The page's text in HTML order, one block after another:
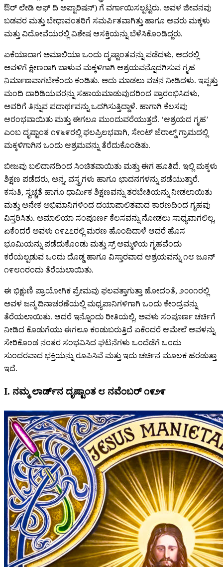
ಔರ್ ಲೇಡಿ ಆಫ್ ದಿ ಅಪ್ಪಾರಿಷನ್) ಗೆ ವರ್ಗಾಯಿಸಲ್ಪಟ್ಟರು. ಅವಳ ಜೀವನವು
ಬಡವರ ಮತ್ತು ಬೇಧಾವಂತರಿಗೆ ಸಮರ್ಪಿತವಾಗಿತ್ತು ಹಾಗೂ ಅವರು ಮಕ್ಕಳು
ಮತ್ತು ವಿದೋವೆಯರಲ್ಲಿ ವಿಶೇಷ ಆಸಕ್ತಿಯನ್ನು ಬೆಳೆಸಿಕೊಂಡಿದ್ದರು.
ಏಕೆಯಾದಾಗ ಅಮಾಲಿಯಾ ಒಂದು ದೃಷ್ಟಾಂತವನ್ನು ಪಡೆದಳು, ಅದರಲ್ಲಿ
ಅವಳಿಗೆ ಕ್ಷೀಣರಾಗಿ ಬಾಳುವ ಮಕ್ಕಳಿಗಾಗಿ ಆಶ್ರಯವನ್ನೊದಗಿಸುವ ಗೃಹ
ನಿರ್ಮಾಣವಾಗಬೇಕೆಂದು ಕಂಡಿತು. ಅದು ಮಾಡಲು ವಚನ ನೀಡಿದಳು. ಇಪ್ಪತ್ತು
ಮಂದಿ ದಾರಿಡಿಯವರನ್ನು ಸಹಾಯಮಾಡುವುದರಿಂದ ಪ್ರಾರಂಭಿಸಿದಳು,
ಅವರಿಗೆ ತಿನ್ನುವ ಪದಾರ್ಥವನ್ನು ಒದಗಿಸುತ್ತಿದ್ದಾಳೆ. ಹಾಗಾಗಿ ಕೆಲಸವು
ಆರಂಭವಾಯಿತು ಮತ್ತು ಈಗಲೂ ಮುಂದುವರೆಯುತ್ತದೆ. ‘ಆಶ್ರಯದ ಗೃಹ’
ಎಂಬ ದೃಷ್ಟಾಂತ ೧೯೬೯ರಲ್ಲಿ ಫಲಪ್ರಿಲಭವಾಗಿ, ಸೇಂಟ್ ಜೆರಾಲ್ಡ್ ಗ್ರಾಮದಲ್ಲಿ
ಮಕ್ಕಳಿಗಾಗಿನ ಒಂದು ಆಶ್ರಮವನ್ನು ತೆರೆದುಕೊಂಡಿತು.
ಬೀಜವು ಬಲಿದಾನದಿಂದ ಸಿಂಚಿತವಾಯಿತು ಮತ್ತು ಈಗ ಹೂತಿದೆ. ಇಲ್ಲಿ ಮಕ್ಕಳು
ಶಿಕ್ಷಣ ಪಡೆದರು, ಅನ್ನ, ವಸ್ತ್ರಗಳು ಹಾಗೂ ಛಾದನಗಳನ್ನು ಪಡೆಯುತ್ತಾರೆ.
ಕಸುತಿ, ಸ್ವಚ್ಚತೆ ಹಾಗೂ ಧಾರ್ಮಿಕ ಶಿಕ್ಷಣವನ್ನು ತರಬೇತಿಯನ್ನು ನೀಡಲಾಯಿತು
ಮತ್ತು ಅನೇಕ ಅಭಿಮಾನಿಗಳಿಂದ ದಯಾಪಾಲಿತವಾದ ಕಾರಣದಿಂದ ಗೃಹವು
ವಿಸ್ತರಿಸಿತು. ಅಮಾಲಿಯಾ ಸಂಪೂರ್ಣ ಕೆಲಸವನ್ನು ನೋಡಲು ಸಾಧ್ಯವಾಗಲಿಲ್ಲ,
ಏಕೆಂದರೆ ಅವಳು ೧೯೭೭ರಲ್ಲಿ ಮರಣ ಹೊಂದಿದಾಳೆ ಆದರೆ ಹೊಸ
ಭೂಮಿಯನ್ನು ಪಡೆದುಕೊಂಡು ಮತ್ತು ಸ್ರ್ ಅಮ್ಮಳಿಯ ಗೃಹವೆಂದು
ಕರೆಯಲ್ಪಡುವ ಒಂದು ದೊಡ್ಡ ಹಾಗೂ ವಿಸ್ತಾರವಾದ ಆಶ್ರಯವನ್ನು ೧೮ ಜೂನ್
೧೯೮೧ರಂದು ತೆರೆಯಲಾಯಿತು.
ಈ ಭಿಕ್ಷುಣಿ ಪ್ರಾಯೋಗಿಕ ಪ್ರೇಮವು ಫಲವತ್ತಾಗುತ್ತಾ ಹೋದಂತೆ, ೨೦೦೧ರಲ್ಲಿ
ಅವಳ ಜನ್ಮ ದಿನಾಚರಣೆಯಲ್ಲಿ ಮಧ್ಯಪಾನಿಗಳಿಗಾಗಿ ಒಂದು ಕೇಂದ್ರವನ್ನು
ತೆರೆಯಲಾಯಿತು. ಆದರೆ ಇನ್ನೊಂದು ರೀತಿಯಲ್ಲಿ, ಅವಳು ಸಂಪೂರ್ಣ ಚರ್ಚಿಗೆ
ನೀಡಿದ ಕೊಡುಗೆಯು ಈಗಲೂ ಕಂಡುಬರುತ್ತಿದೆ ಏಕೆಂದರೆ ಆಮೇಲೆ ಅವಳನ್ನು
ಸೇರಿಕೊಂಡ ನಂತರ ಸಂಭವಿಸಿದ ಘಟನೆಗಳು ಒಂದೆಡೆಗೆ ಒಂದು
ಸುಂದರವಾದ ಭಕ್ತಿಯನ್ನು ರೂಪಿಸಿವೆ ಮತ್ತು ಇದು ಚರ್ಚಿನ ಮೂಲಕ ಹರಡುತ್ತಾ
ಇದೆ.
I. ನಮ್ಮ ಲಾರ್ಡ್‌ನ ದೃಷ್ಟಾಂತ ೮ ನವೆಂಬರ್ ೧೯೨೯